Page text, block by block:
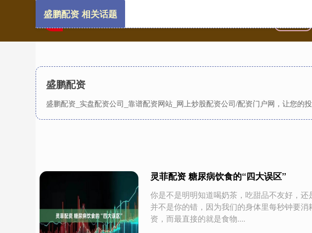
盛鹏配资
盛鹏配资_实盘配资公司_靠谱配资网站_网上炒股配资公司/配资门户网，让您的
盛鹏配资 相关话题
灵菲配资 糖尿病饮食的“四大误区”
你是不是明明知道喝奶茶，吃甜品不友好，
并不是你的错，因为我们的身体里每秒钟要
资，而最直接的就是食物....